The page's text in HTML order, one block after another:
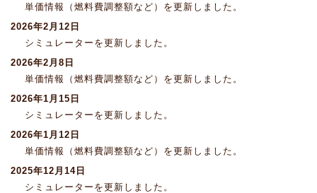
単価情報（燃料費調整額など）を更新しました。
2026年2月12日
シミュレーターを更新しました。
2026年2月8日
単価情報（燃料費調整額など）を更新しました。
2026年1月15日
シミュレーターを更新しました。
2026年1月12日
単価情報（燃料費調整額など）を更新しました。
2025年12月14日
シミュレーターを更新しました。